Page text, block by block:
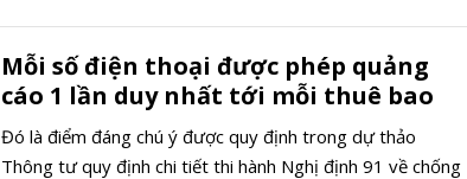
Mỗi số điện thoại được phép quảng
cáo 1 lần duy nhất tới mỗi thuê bao
Đó là điểm đáng chú ý được quy định trong dự thảo
Thông tư quy định chi tiết thi hành Nghị định 91 về chống